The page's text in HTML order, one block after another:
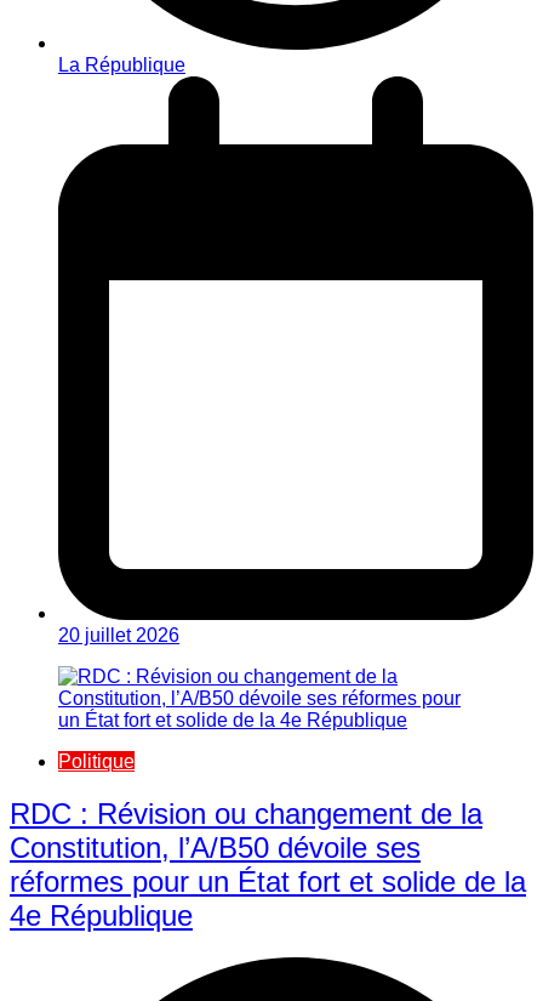
La République
20 juillet 2026
Politique
RDC : Révision ou changement de la
Constitution, l’A/B50 dévoile ses
réformes pour un État fort et solide de la
4e République